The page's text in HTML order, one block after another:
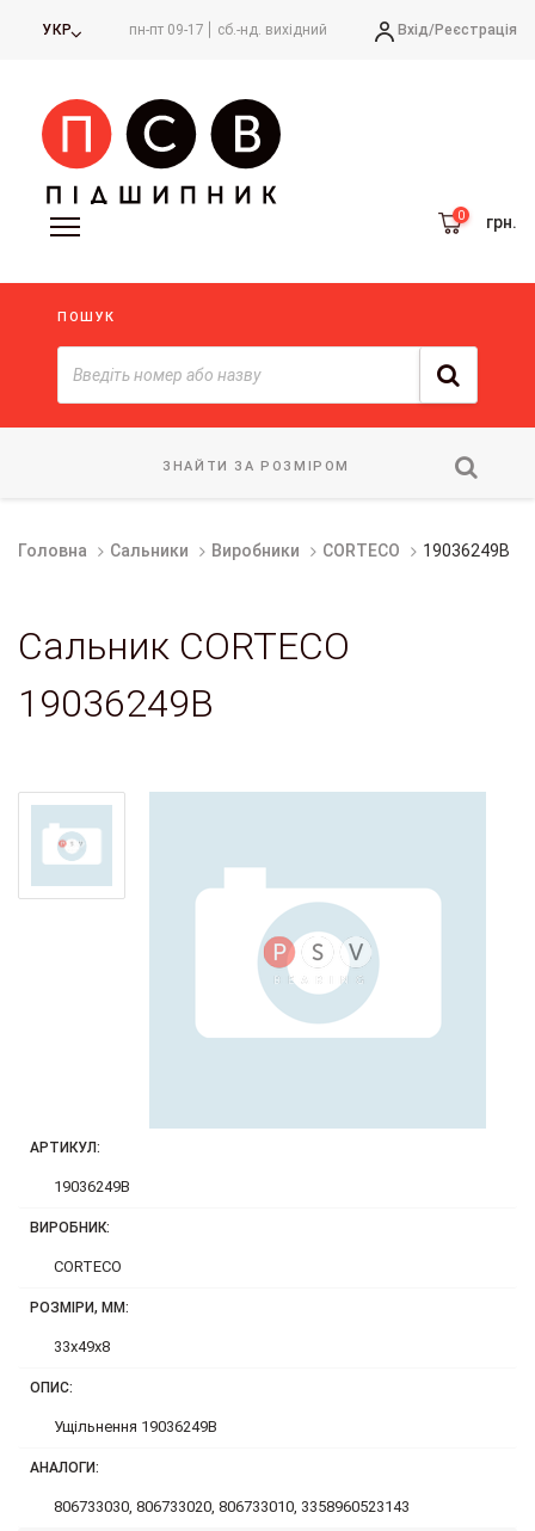
УКР пн-пт 09-17 сб.-нд. вихідний Вхід/Реєстрація
грн.
ПОШУК
ЗНАЙТИ ЗА РОЗМІРОМ
Головна Сальники Виробники CORTECO 19036249B
Сальник CORTECO
19036249B
АРТИКУЛ:
19036249B
ВИРОБНИК:
CORTECO
РОЗМІРИ, ММ:
33x49x8
ОПИС:
Ущільнення 19036249B
АНАЛОГИ:
806733030, 806733020, 806733010, 3358960523143